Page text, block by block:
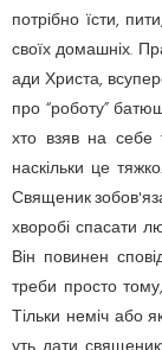
потрібно їсти,
своїх домашніх.
ади Христа,
про “роботу”
хто взяв на себе
наскільки це
Священик
хворобі спасати
Він повинен
треби просто
Тільки неміч або